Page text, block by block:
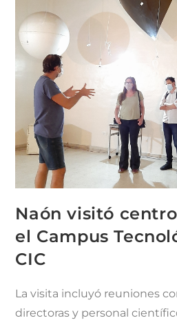
Naón visitó
el Campus
CIC
La visita incluyó reuniones
directoras y personal